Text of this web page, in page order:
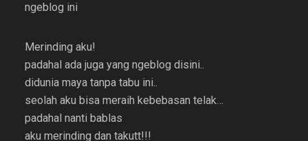
ngeblog ini
Merinding aku!
padahal ada juga yang ngeblog disini..
didunia maya tanpa tabu ini..
seolah aku bisa meraih kebebasan telak…
padahal nanti bablas
aku merinding dan takutt!!!